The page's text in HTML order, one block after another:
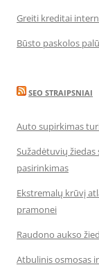
Greiti kreditai
Būsto paskolos
SEO STRAIPSNIAI
Auto supirkimas
Sužadėtuvių
pasirinkimas
Ekstremalų krūvį
pramonei
Raudono aukso
Atbulinis osmosas